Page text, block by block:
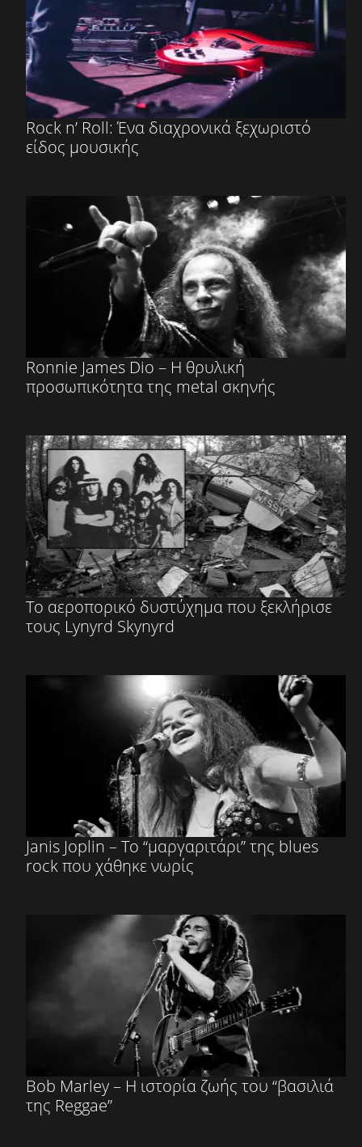
Rock n’ Roll: Ένα διαχρονικά ξεχωριστό
είδος μουσικής
Ronnie James Dio – Η θρυλική
προσωπικότητα της metal σκηνής
Το αεροπορικό δυστύχημα που ξεκλήρισε
τους Lynyrd Skynyrd
Janis Joplin – Το “μαργαριτάρι” της blues
rock που χάθηκε νωρίς
Bob Marley – Η ιστορία ζωής του “βασιλιά
της Reggae”